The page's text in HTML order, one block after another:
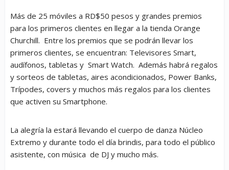
Más de 25 móviles a RD$50 pesos y grandes premios
para los primeros clientes en llegar a la tienda Orange
Churchill. Entre los premios que se podrán llevar los
primeros clientes, se encuentran: Televisores Smart,
audífonos, tabletas y Smart Watch. Además habrá regalos
y sorteos de tabletas, aires acondicionados, Power Banks,
Trípodes, covers y muchos más regalos para los clientes
que activen su Smartphone.
La alegría la estará llevando el cuerpo de danza Núcleo
Extremo y durante todo el día brindis, para todo el público
asistente, con música de DJ y mucho más.